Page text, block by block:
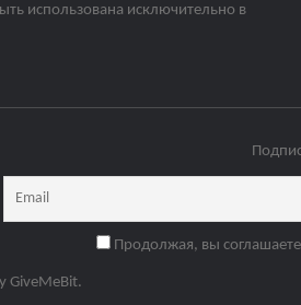
использована исключительно в
Продолжая, вы
GiveMeBit.